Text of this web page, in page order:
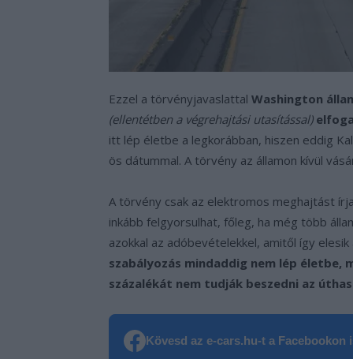
Ezzel a törvényjavaslattal Washington
(ellentétben a végrehajtási utasítással)
itt lép életbe a legkorábban, hiszen eddig
ös dátummal. A törvény az államon kívül
A törvény csak az elektromos meghajtást
inkább felgyorsulhat, főleg, ha még több
azokkal az adóbevételekkel, amitől így
szabályozás mindaddig nem lép
százalékát nem tudják beszedni az
Kövesd az e-cars.hu-t a Facebookon